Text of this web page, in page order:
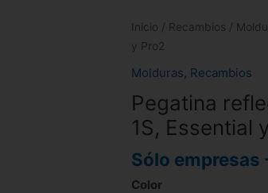
Inicio / Recambios /
y Pro2
Molduras, Recambios
Pegatina
1S, Essential
Sólo empresas
Color